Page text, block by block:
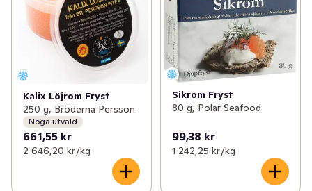
Kalix Löjrom Fryst
250 g, Bröderna Persson
Noga utvald
661,55 kr
2 646,20 kr /kg
Sikrom Fryst
80 g, Polar Seafood
99,38 kr
1 242,25 kr /kg